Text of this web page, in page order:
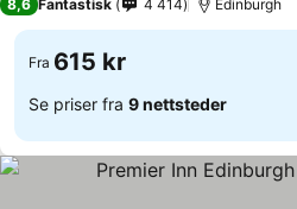
8,6 Fantastisk 4 414 Edinburgh
Fra 615 kr
Se priser fra 9 nettsteder